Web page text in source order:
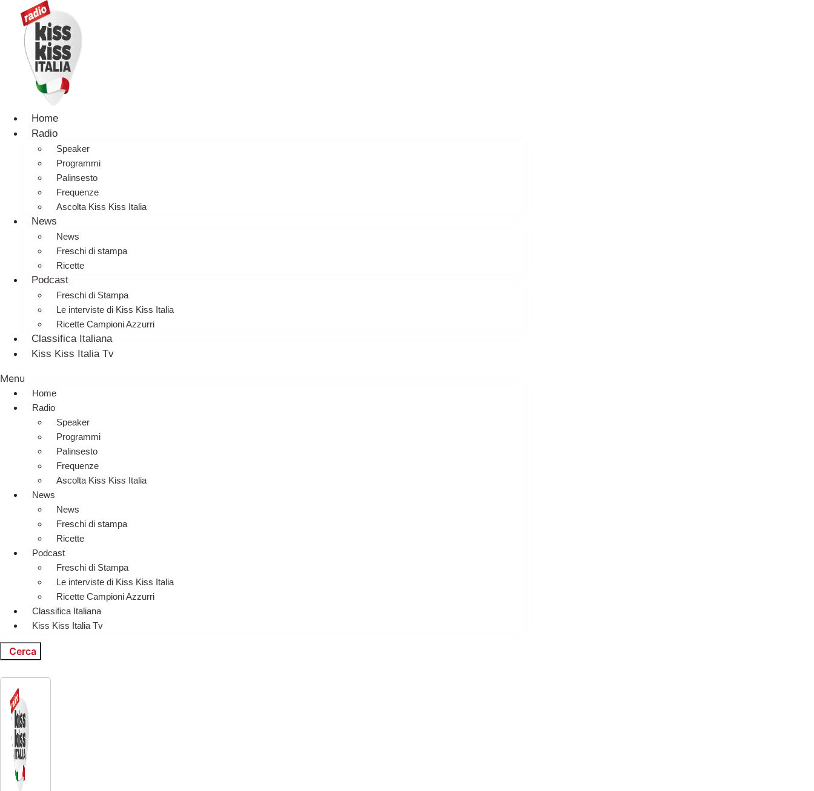
Home
Radio
Speaker
Programmi
Palinsesto
Frequenze
Ascolta Kiss Kiss Italia
News
News
Freschi di stampa
Ricette
Podcast
Freschi di Stampa
Le interviste di Kiss Kiss Italia
Ricette Campioni Azzurri
Classifica Italiana
Kiss Kiss Italia Tv
Menu
Home
Radio
Speaker
Programmi
Palinsesto
Frequenze
Ascolta Kiss Kiss Italia
News
News
Freschi di stampa
Ricette
Podcast
Freschi di Stampa
Le interviste di Kiss Kiss Italia
Ricette Campioni Azzurri
Classifica Italiana
Kiss Kiss Italia Tv
Cerca